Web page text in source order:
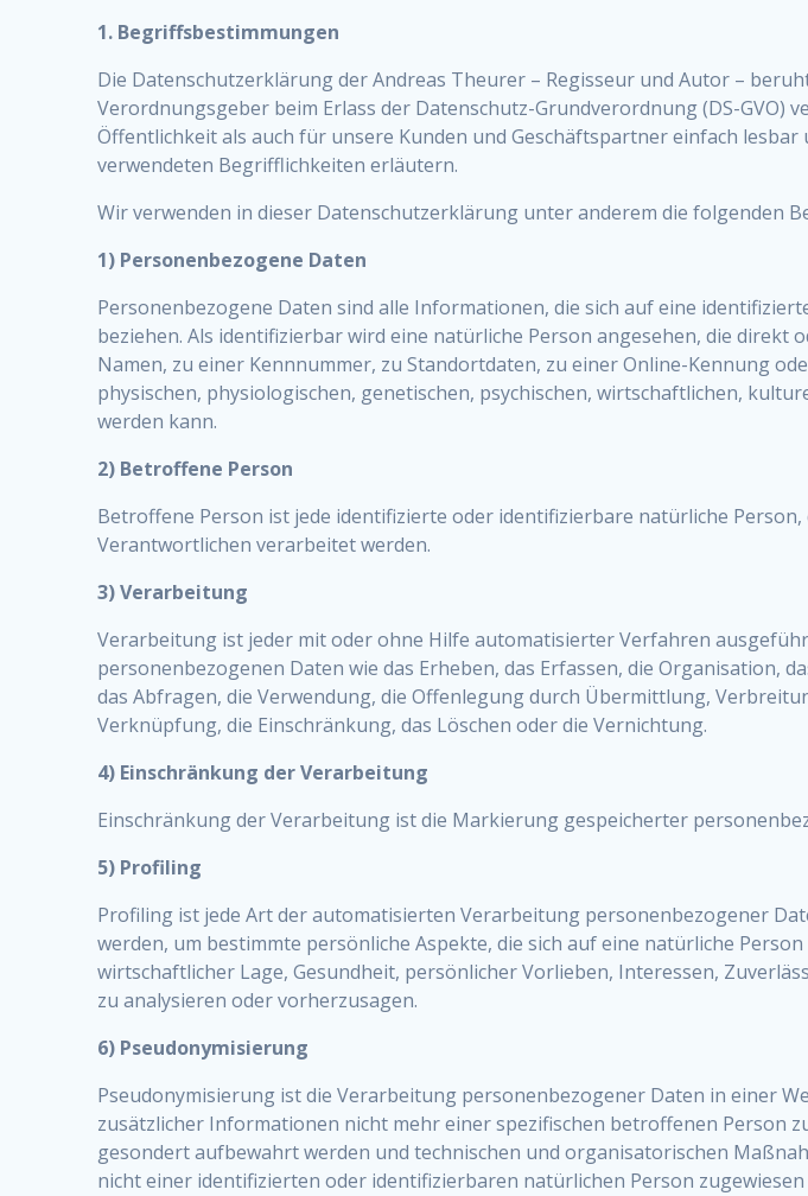
1. Begriffsbestimmungen
Die Datenschutzerklärung der Andreas Theurer – Regisseur und Autor –
Verordnungsgeber beim Erlass der Datenschutz-Grundverordnung (DS-
Öffentlichkeit als auch für unsere Kunden und Geschäftspartner einfach
verwendeten Begrifflichkeiten erläutern.
Wir verwenden in dieser Datenschutzerklärung unter anderem die folgenden
1) Personenbezogene Daten
Personenbezogene Daten sind alle Informationen, die sich auf eine
beziehen. Als identifizierbar wird eine natürliche Person angesehen, die
Namen, zu einer Kennnummer, zu Standortdaten, zu einer Online-Kennung
physischen, physiologischen, genetischen, psychischen, wirtschaftlichen,
werden kann.
2) Betroffene Person
Betroffene Person ist jede identifizierte oder identifizierbare natürliche
Verantwortlichen verarbeitet werden.
3) Verarbeitung
Verarbeitung ist jeder mit oder ohne Hilfe automatisierter Verfahren
personenbezogenen Daten wie das Erheben, das Erfassen, die Organisation,
das Abfragen, die Verwendung, die Offenlegung durch Übermittlung,
Verknüpfung, die Einschränkung, das Löschen oder die Vernichtung.
4) Einschränkung der Verarbeitung
Einschränkung der Verarbeitung ist die Markierung gespeicherter
5) Profiling
Profiling ist jede Art der automatisierten Verarbeitung personenbezogener
werden, um bestimmte persönliche Aspekte, die sich auf eine natürliche
wirtschaftlicher Lage, Gesundheit, persönlicher Vorlieben, Interessen,
zu analysieren oder vorherzusagen.
6) Pseudonymisierung
Pseudonymisierung ist die Verarbeitung personenbezogener Daten in einer
zusätzlicher Informationen nicht mehr einer spezifischen betroffenen Person
gesondert aufbewahrt werden und technischen und organisatorischen
nicht einer identifizierten oder identifizierbaren natürlichen Person zugewiesen